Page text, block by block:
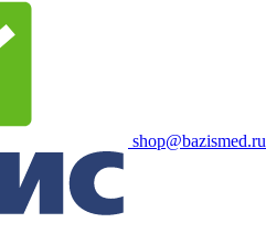
shop@bazismed.ru